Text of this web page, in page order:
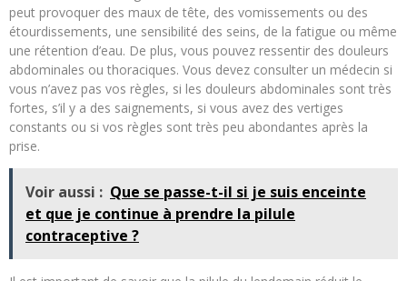
peut provoquer des maux de tête, des vomissements ou des
étourdissements, une sensibilité des seins, de la fatigue ou même
une rétention d’eau. De plus, vous pouvez ressentir des douleurs
abdominales ou thoraciques. Vous devez consulter un médecin si
vous n’avez pas vos règles, si les douleurs abdominales sont très
fortes, s’il y a des saignements, si vous avez des vertiges
constants ou si vos règles sont très peu abondantes après la
prise.
Voir aussi : Que se passe-t-il si je suis enceinte
et que je continue à prendre la pilule
contraceptive ?